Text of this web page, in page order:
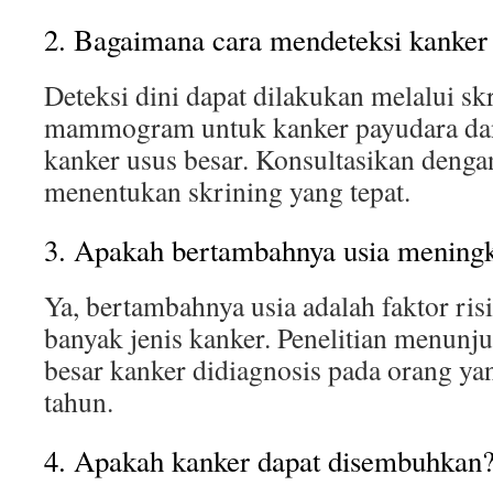
2. Bagaimana cara mendeteksi
Deteksi dini dapat dilakukan melalui
mammogram untuk kanker payudara
kanker usus besar. Konsultasikan
menentukan skrining yang tepat.
3. Apakah bertambahnya usia
Ya, bertambahnya usia adalah faktor
banyak jenis kanker. Penelitian
besar kanker didiagnosis pada orang
tahun.
4. Apakah kanker dapat